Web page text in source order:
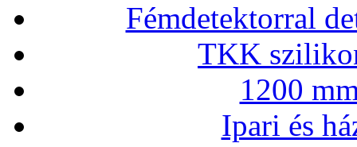
Fémdetektorral
TKK
1200
Ipari és